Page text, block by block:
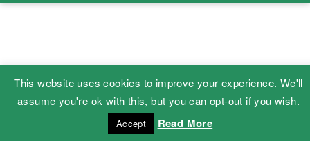
This website uses cookies to improve your experience. We'll
assume you're ok with this, but you can opt-out if you wish.
Accept Read More